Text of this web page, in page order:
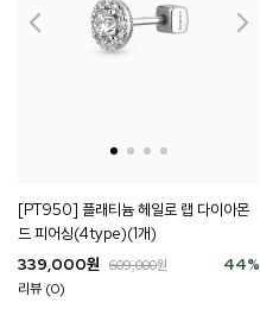
[PT950] 플래티늄 헤일로 랩 다이아몬
드 피어싱(4type)(1개)
44%
339,000원 609,000원
리뷰 (0)